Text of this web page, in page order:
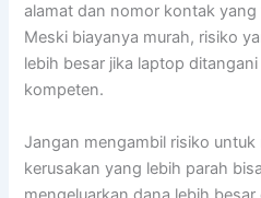
alamat dan nomor kontak
Meski biayanya murah, risiko
lebih besar jika laptop
kompeten.
Jangan mengambil risiko
kerusakan yang lebih parah